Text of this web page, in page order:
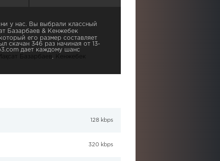
у нас. Вы выбрали классный
Базарбаев & Кенжебек
его размер составляет
скачан 346 раз начиная от 13-
дает каждому шанс
Базарбаев
Кенжебек
128 kbps
320 kbps